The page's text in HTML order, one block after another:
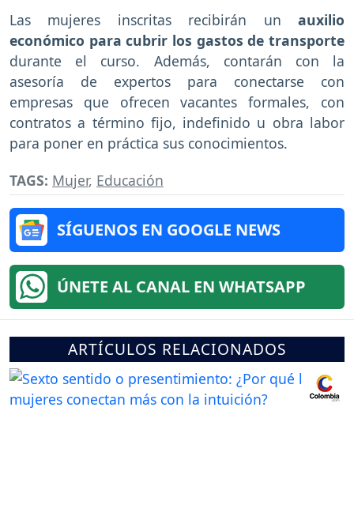
Las mujeres inscritas recibirán un auxilio
económico para cubrir los gastos de transporte
durante el curso. Además, contarán con la
asesoría de expertos para conectarse con
empresas que ofrecen vacantes formales, con
contratos a término fijo, indefinido u obra labor
para poner en práctica sus conocimientos.
TAGS: Mujer, Educación
SÍGUENOS EN GOOGLE NEWS
ÚNETE AL CANAL EN WHATSAPP
ARTÍCULOS RELACIONADOS